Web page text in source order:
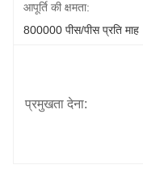
आपूर्ति की क्षमता:
800000 पीस/पीस प्रति माह
प्रमुखता देना: